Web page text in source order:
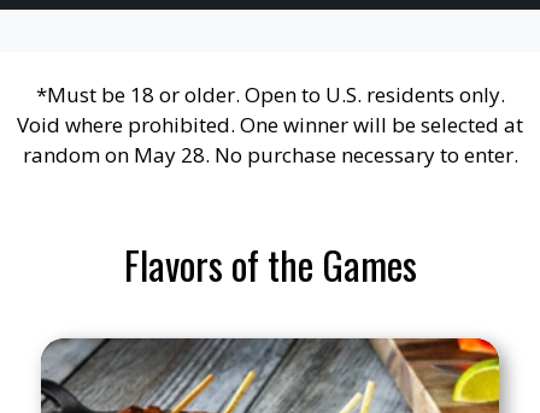
*Must be 18 or older. Open to U.S. residents only.
Void where prohibited. One winner will be selected at
random on May 28. No purchase necessary to enter.
Flavors of the Games